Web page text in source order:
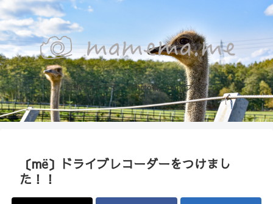
函館のカメラマン『Photo箱』naoのブログ
〔më〕ドライブレコーダーをつけまし
た！！